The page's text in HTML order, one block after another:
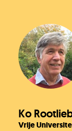
Ko
Vrije